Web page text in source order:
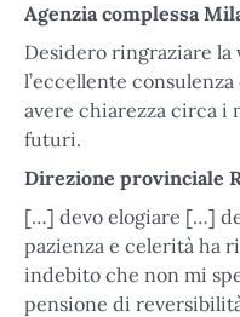
Agenzia complessa
Desidero ringraziare
l’eccellente
avere chiarezza circa
futuri.
Direzione provinciale
[…] devo elogiare […]
pazienza e celerità ha
indebito che non mi
pensione di